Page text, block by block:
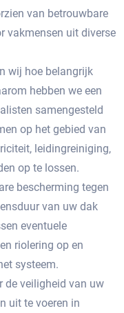
van betrouwbare
vakmensen uit diverse
wij hoe belangrijk
hebben we een
samengesteld
op het gebied van
leidingreiniging,
op te lossen.
bescherming tegen
van uw dak
eventuele
riolering op en
systeem.
de veiligheid van uw
uit te voeren in